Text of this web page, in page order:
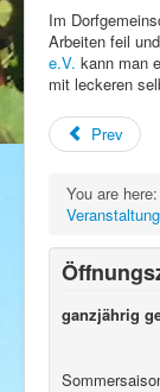
Im
Arbeiten feil
e.V. kann man
mit leckeren
Prev
You are here:
ganzjährig